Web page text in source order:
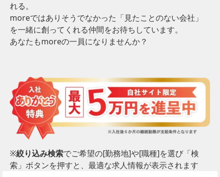
れる。
moreではありそうでなかった「見たことのない会社」
を一緒に創ってくれる仲間をお待ちしています。
あなたもmoreの一員になりませんか？
※絞り込み検索でご希望の[勤務地]や[職種]を選び「検
索」ボタンを押すと、最適な求人情報が表示されます